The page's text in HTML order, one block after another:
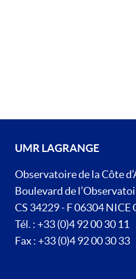
UMR LAGRANGE
Observatoire de la Côte
Boulevard de
CS 34229 - F 06304 NICE
Tél. : +33 (0)4 92 00 30 11
Fax : +33 (0)4 92 00 30 33